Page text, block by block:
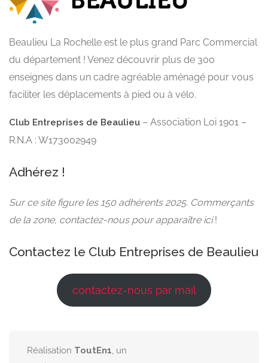
Beaulieu La Rochelle est le plus grand Parc Commercial
du département ! Venez découvrir plus de 300
enseignes dans un cadre agréable aménagé pour vous
faciliter les déplacements à pied ou à vélo.
Club Entreprises de Beaulieu – Association Loi 1901 –
R.N.A : W173002949
Adhérez !
Sur ce site figure les 150 adhérents 2025. Commerçants
de la zone, contactez-nous pour apparaître ici!
Contactez le Club Entreprises de Beaulieu
contactez-nous par mail
Réalisation ToutEn1, un